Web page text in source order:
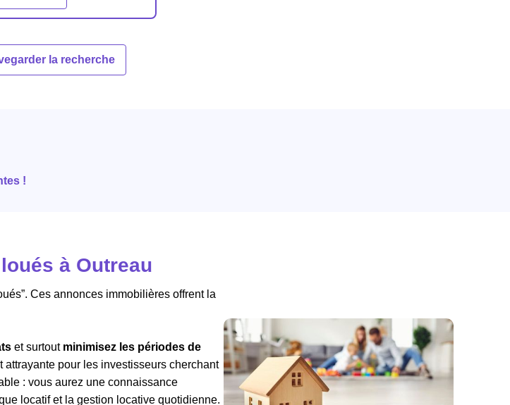
la recherche
!
à Outreau
Ces annonces immobilières offrent la
et surtout minimisez les périodes de
attrayante pour les investisseurs cherchant
: vous aurez une connaissance
locatif et la gestion locative quotidienne.